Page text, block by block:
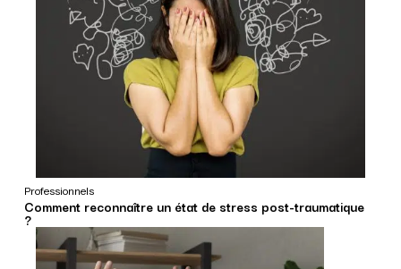
Professionnels
Comment reconnaître un état de stress post-traumatique
?